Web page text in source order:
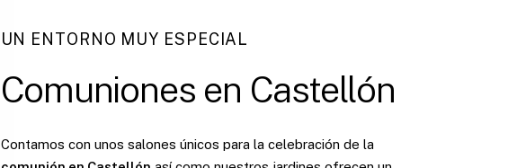
UN ENTORNO MUY ESPECIAL
Comuniones en Castellón
Contamos con unos salones únicos para la celebración de la